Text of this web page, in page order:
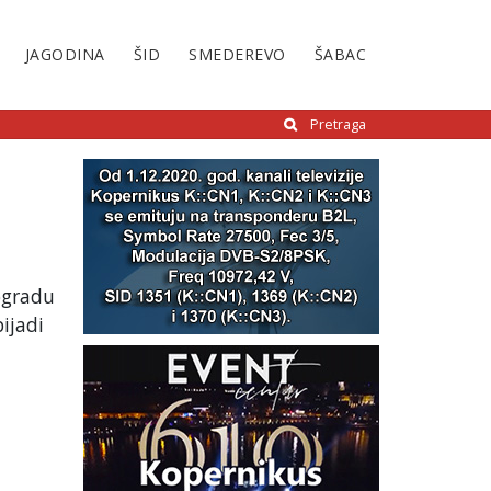
JAGODINA ŠID SMEDEREVO ŠABAC
Pretraga